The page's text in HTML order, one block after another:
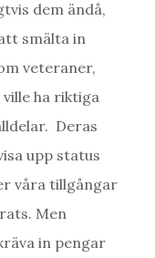
dem ändå,
smälta in
veteraner,
ha riktiga
Deras
upp status
våra tillgångar
Men
in pengar